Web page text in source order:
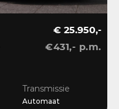
€ 25.950,-
€431,- p.m.
Transmissie
Automaat